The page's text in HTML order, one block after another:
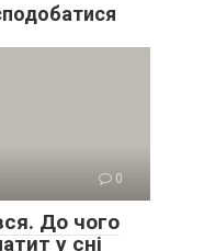
0
До чого
у сні